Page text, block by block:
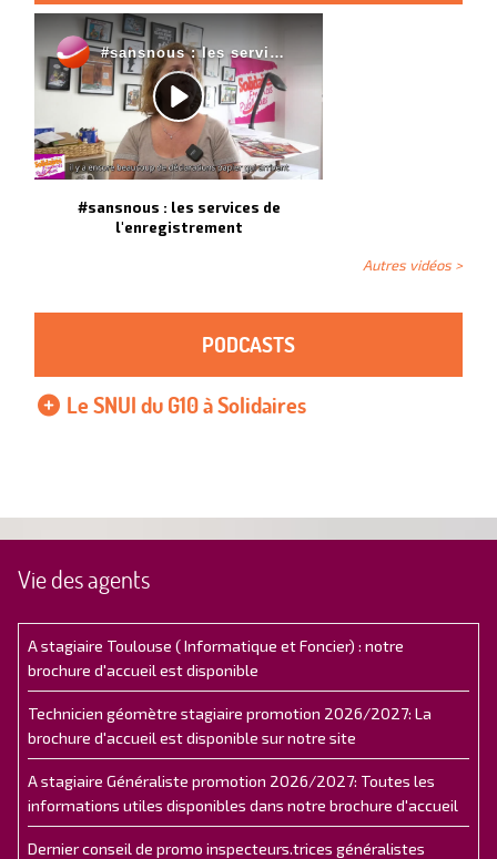
#sansnous : les services de
l'enregistrement
Autres vidéos >
PODCASTS
Le SNUI du G10 à Solidaires
Vie des agents
A stagiaire Toulouse ( Informatique et Foncier) : notre
brochure d'accueil est disponible
Technicien géomètre stagiaire promotion 2026/2027: La
brochure d'accueil est disponible sur notre site
A stagiaire Généraliste promotion 2026/2027: Toutes les
informations utiles disponibles dans notre brochure d'accueil
Dernier conseil de promo inspecteurs.trices généralistes